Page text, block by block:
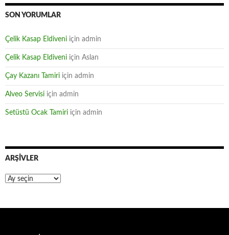
SON YORUMLAR
Çelik Kasap Eldiveni için admin
Çelik Kasap Eldiveni için Aslan
Çay Kazanı Tamiri için admin
Alveo Servisi için admin
Setüstü Ocak Tamiri için admin
ARŞIVLER
Arşivler